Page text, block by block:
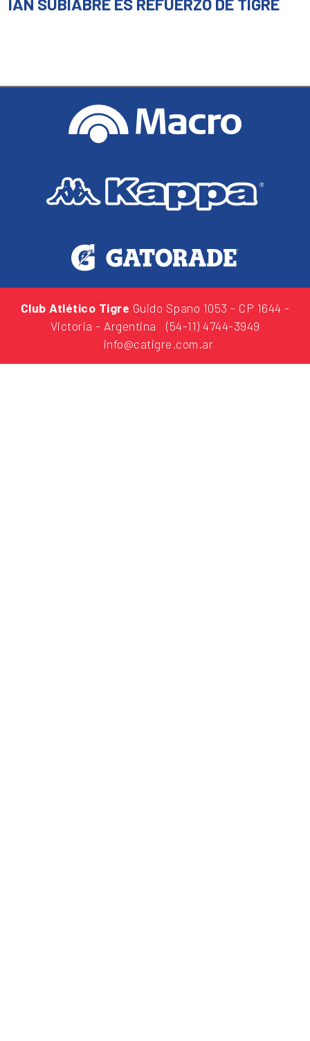
IAN SUBIABRE ES REFUERZO DE TIGRE
Club Atlético Tigre Guido Spano 1053 - CP 1644 -
Victoria - Argentina
(54-11) 4744-3949
info@catigre.com.ar